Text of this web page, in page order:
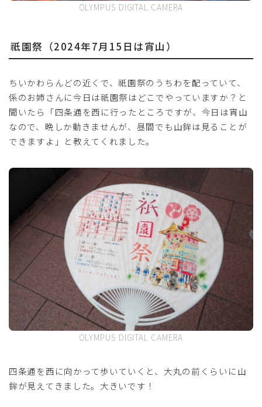
OLYMPUS DIGITAL CAMERA
祇園祭（2024年7月15日は宵山）
ちいかわらんどの近くで、祇園祭のうちわを配っていて、
係のお姉さんに今日は祇園祭はどこでやっていますか？と
聞いたら「四条通を西に行ったところですが、今日は宵山
なので、晩しか動きませんが、昼間でも山鉾は見ることが
できますよ」と教えてくれました。
OLYMPUS DIGITAL CAMERA
四条通を西に向かって歩いていくと、大丸の前くらいに山
鉾が見えてきました。大きいです！